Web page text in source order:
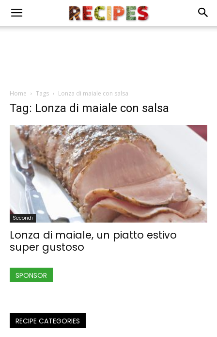
Home Tags Lonza di maiale con salsa
Tag: Lonza di maiale con salsa
Secondi
Lonza di maiale, un piatto estivo
super gustoso
SPONSOR
RECIPE CATEGORIES